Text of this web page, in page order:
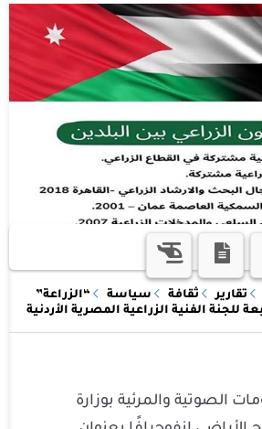
تقارير ثقافة سياسة
“الزراعة”
للجنة الفنية الزراعية المصرية الأردنية
الصوتية والمرئية بوزارة